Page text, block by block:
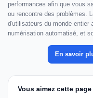
performances afin que vous
ou rencontre des problèmes.
d'utilisateurs du monde entier
numérisation automatisé, et
En savoir
Vous aimez cette